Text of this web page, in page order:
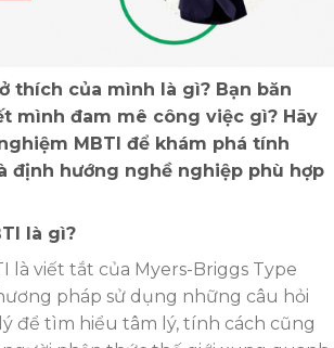
thích của mình là gì? Bạn băn
mình đam mê công việc gì? Hãy
MBTI để khám phá tính
định hướng nghề nghiệp phù hợp
là gì?
là viết tắt của Myers-Briggs Type
pháp sử dụng những câu hỏi
để tìm hiểu tâm lý, tính cách cũng